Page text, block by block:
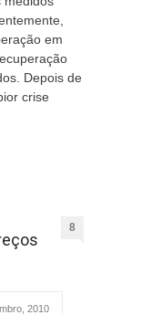
em
Depois de
crise
8
2010